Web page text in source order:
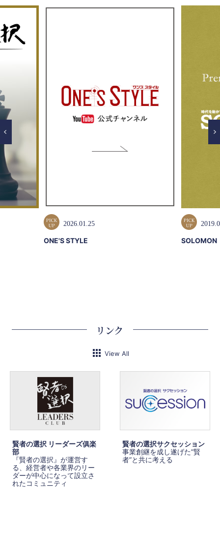
2026.01.25
ONE'S STYLE SOLOMON
リンク
View All
賢者の選択 リーダーズ俱楽
部
『賢者の選択』が運営す
る、経営者や各業界のリー
ダーが中心になって設立さ
れたコミュニティ
賢者の選択サクセッション
事業創継を成し遂げた”賢
者”と共に考える